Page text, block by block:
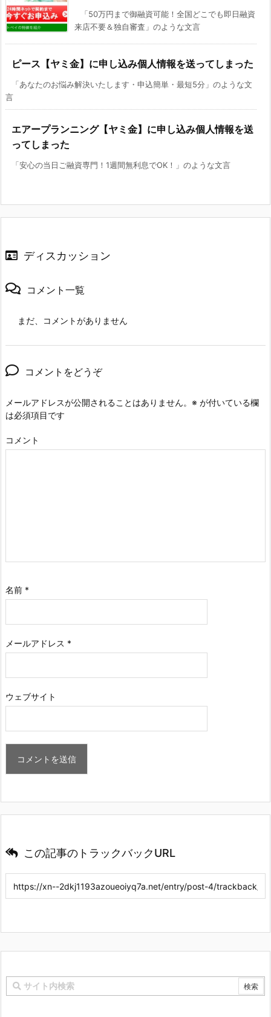
「50万円まで御融資可能！全国どこでも即日融資
来店不要＆独自審査」のような文言
ピース【ヤミ金】に申し込み個人情報を送ってしまった
「あなたのお悩み解決いたします・申込簡単・最短5分」のような文
言
エアープランニング【ヤミ金】に申し込み個人情報を送
ってしまった
「安心の当日ご融資専門！1週間無利息でOK！」のような文言
ディスカッション
コメント一覧
まだ、コメントがありません
コメントをどうぞ
メールアドレスが公開されることはありません。 ※ が付いている欄
は必須項目です
コメント
名前 *
メールアドレス *
ウェブサイト
この記事のトラックバックURL